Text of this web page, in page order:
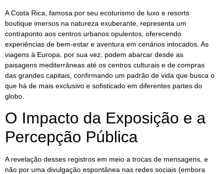
A Costa Rica, famosa por seu ecoturismo de luxo e resorts
boutique imersos na natureza exuberante, representa um
contraponto aos centros urbanos opulentos, oferecendo
experiências de bem-estar e aventura em cenários intocados. As
viagens à Europa, por sua vez, podem abarcar desde as
paisagens mediterrâneas até os centros culturais e de compras
das grandes capitais, confirmando um padrão de vida que busca o
que há de mais exclusivo e sofisticado em diferentes partes do
globo.
O Impacto da Exposição e a
Percepção Pública
A revelação desses registros em meio a trocas de mensagens, e
não por uma divulgação espontânea nas redes sociais (embora